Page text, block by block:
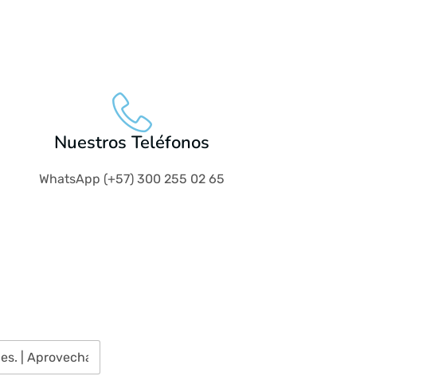
Nuestros Teléfonos
WhatsApp (+57) 300 255 02 65